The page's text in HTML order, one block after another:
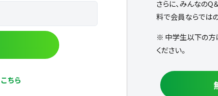
こちら
さらに、みんなのQ
料で会員ならでは
※ 中学生以下の方
ください。